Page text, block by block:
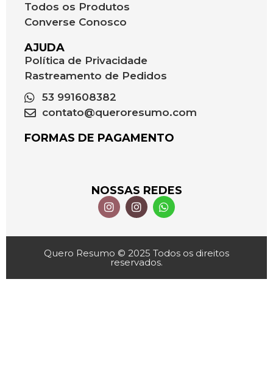
Todos os Produtos
Converse Conosco
AJUDA
Política de Privacidade
Rastreamento de Pedidos
53 991608382
contato@queroresumo.com
FORMAS DE PAGAMENTO
NOSSAS REDES
Quero Resumo © 2025 Todos os direitos
reservados.